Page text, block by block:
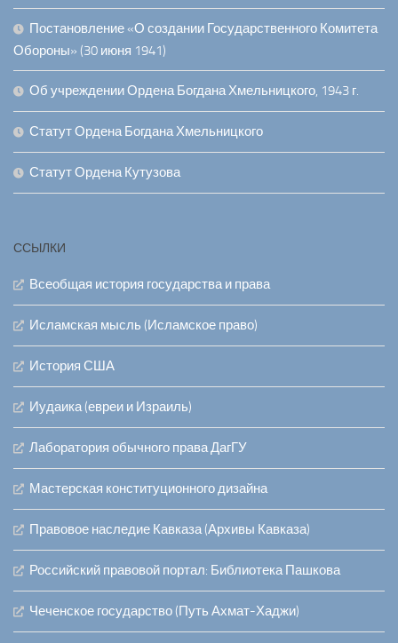
Постановление «О создании Государственного Комитета
Обороны» (30 июня 1941)
Об учреждении Ордена Богдана Хмельницкого, 1943 г.
Статут Ордена Богдана Хмельницкого
Статут Ордена Кутузова
ССЫЛКИ
Всеобщая история государства и права
Исламская мысль (Исламское право)
История США
Иудаика (евреи и Израиль)
Лаборатория обычного права ДагГУ
Мастерская конституционного дизайна
Правовое наследие Кавказа (Архивы Кавказа)
Российский правовой портал: Библиотека Пашкова
Чеченское государство (Путь Ахмат-Хаджи)